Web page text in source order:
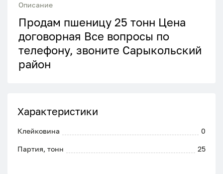
Описание
Продам пшеницу 25 тонн Цена
договорная Все вопросы по
телефону, звоните Сарыкольский
район
Характеристики
Клейковина 0
Партия, тонн 25